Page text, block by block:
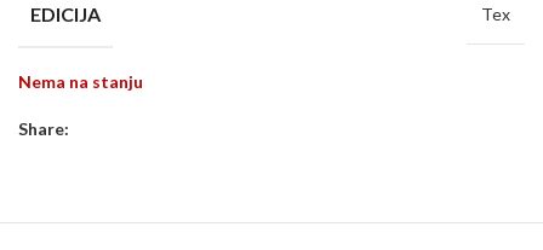
EDICIJA Tex
Nema na stanju
Share: